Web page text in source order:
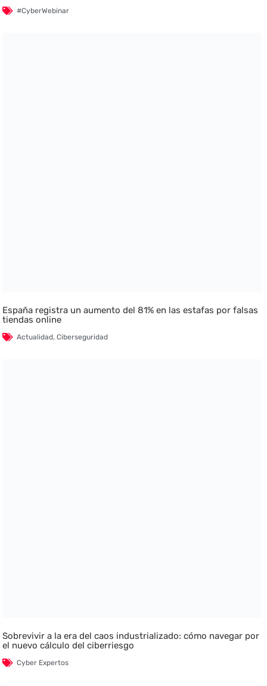
#CyberWebinar
España registra un aumento del 81% en las estafas por falsas
tiendas online
Actualidad,Ciberseguridad
Sobrevivir a la era del caos industrializado: cómo navegar por
el nuevo cálculo del ciberriesgo
Cyber Expertos